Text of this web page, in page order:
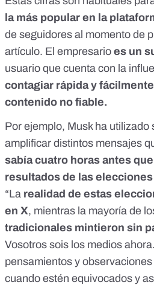
la más popular en la
de seguidores al momento de
artículo. El empresario es un
usuario que cuenta con la
contagiar rápida y fácilmente
contenido no fiable.
Por ejemplo, Musk ha utilizado
amplificar distintos mensajes
sabíacuatro horas antes
resultados de las
“La realidad de estas
en X, mientras la mayoría de
tradicionales mintieron sin
Vosotros sois los medios
pensamientos y
cuando estén equivocados y